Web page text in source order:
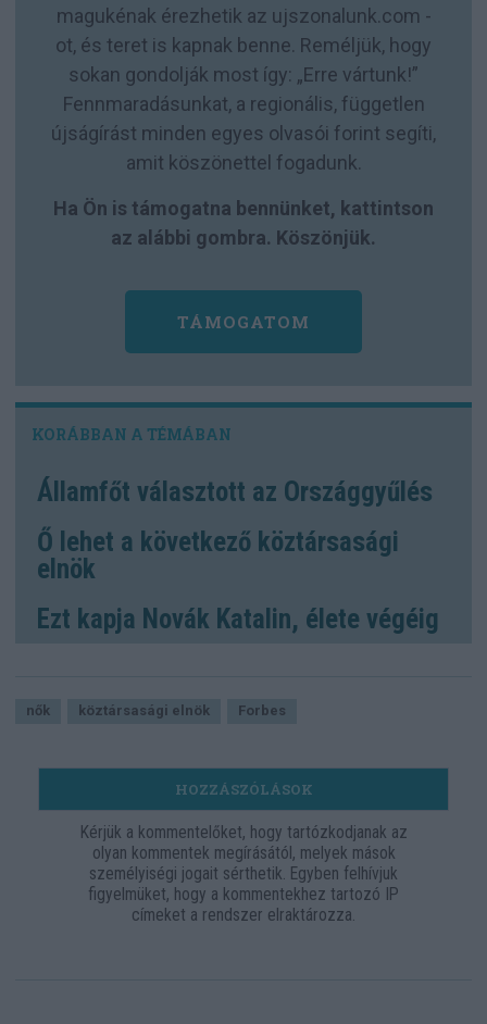
magukénak érezhetik az ujszonalunk.com -
ot, és teret is kapnak benne. Reméljük, hogy
sokan gondolják most így: „Erre vártunk!”
Fennmaradásunkat, a regionális, független
újságírást minden egyes olvasói forint segíti,
amit köszönettel fogadunk.
Ha Ön is támogatna bennünket, kattintson
az alábbi gombra. Köszönjük.
TÁMOGATOM
Államfőt választott az Országgyűlés
Ő lehet a következő köztársasági
elnök
Ezt kapja Novák Katalin, élete végéig
nők köztársasági elnök Forbes
HOZZÁSZÓLÁSOK
Kérjük a kommentelőket, hogy tartózkodjanak az
olyan kommentek megírásától, melyek mások
személyiségi jogait sérthetik. Egyben felhívjuk
figyelmüket, hogy a kommentekhez tartozó IP
címeket a rendszer elraktározza.